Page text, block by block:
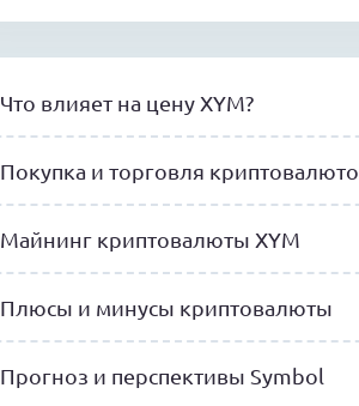
Что влияет на цену XYM?
Покупка и торговля
Майнинг криптовалюты XYM
Плюсы и минусы криптовалюты
Прогноз и перспективы Symbol